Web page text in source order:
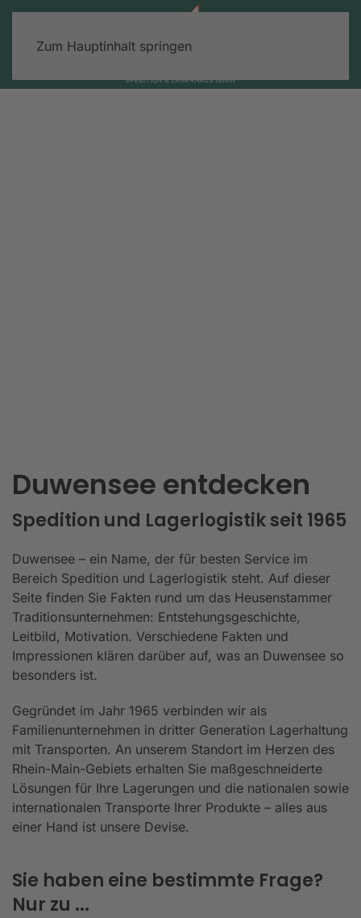
Zum Hauptinhalt springen
Duwensee entdecken
Spedition und Lagerlogistik seit 1965
Duwensee – ein Name, der für besten Service im
Bereich Spedition und Lagerlogistik steht. Auf dieser
Seite finden Sie Fakten rund um das Heusenstammer
Traditionsunternehmen: Entstehungsgeschichte,
Leitbild, Motivation. Verschiedene Fakten und
Impressionen klären darüber auf, was an Duwensee so
besonders ist.
Gegründet im Jahr 1965 verbinden wir als
Familienunternehmen in dritter Generation Lagerhaltung
mit Transporten. An unserem Standort im Herzen des
Rhein-Main-Gebiets erhalten Sie maßgeschneiderte
Lösungen für Ihre Lagerungen und die nationalen sowie
internationalen Transporte Ihrer Produkte – alles aus
einer Hand ist unsere Devise.
Sie haben eine bestimmte Frage?
Nur zu ...